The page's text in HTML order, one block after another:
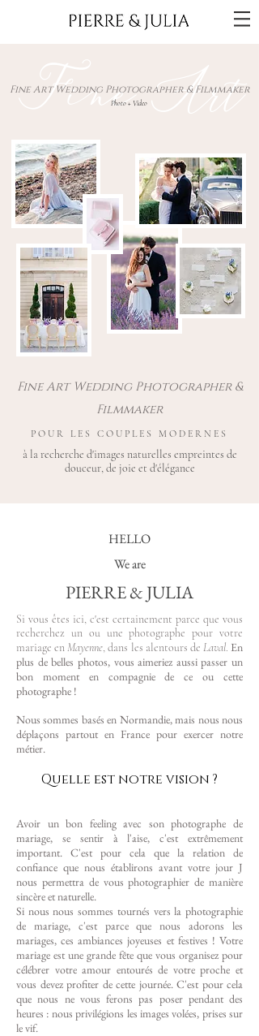
Fine Art
Fine Art Wedding Photographer & Filmmaker
Photo + Video
Fine Art Wedding Photographer &
Filmmaker
POUR LES COUPLES MODERNES
à la recherche d'images naturelles empreintes de
douceur, de joie et d'élégance
HELLO
We are
PIERRE & JULIA
Si vous êtes ici, c'est certainement parce que vous
recherchez un ou une photographe pour votre
mariage enMayenne, dans les alentours de Laval. En
plus de belles photos, vous aimeriez aussi passer un
bon moment en compagnie de ce ou cette
photographe !
Nous sommes basés en Normandie, mais nous nous
déplaçons partout en France pour exercer notre
métier.
Quelle est notre vision ?
Avoir un bon feeling avec son photographe de
mariage, se sentir à l'aise, c'est extrêmement
important. C'est pour cela que la relation de
confiance que nous établirons avant votre jour J
nous permettra de vous photographier de manière
sincère et naturelle.
Si nous nous sommes tournés vers la photographie
de mariage, c'est parce que nous adorons les
mariages, ces ambiances joyeuses et festives ! Votre
mariage est une grande fête que vous organisez pour
célébrer votre amour entourés de votre proche et
vous devez profiter de cette journée. C'est pour cela
que nous ne vous ferons pas poser pendant des
heures : nous privilégions les images volées, prises sur
le vif.